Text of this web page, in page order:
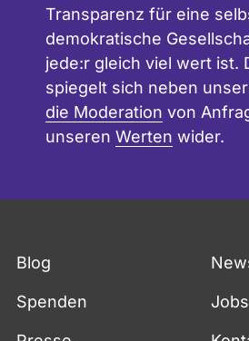
Transparenz für eine
demokratische
jede:r gleich viel wert ist.
spiegelt sich neben
die Moderation von
unseren Werten wider.
Blog
Spenden Jobs